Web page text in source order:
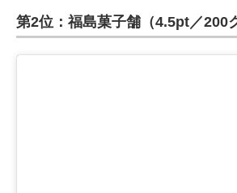
第2位：福島菓子舗（4.5pt／200